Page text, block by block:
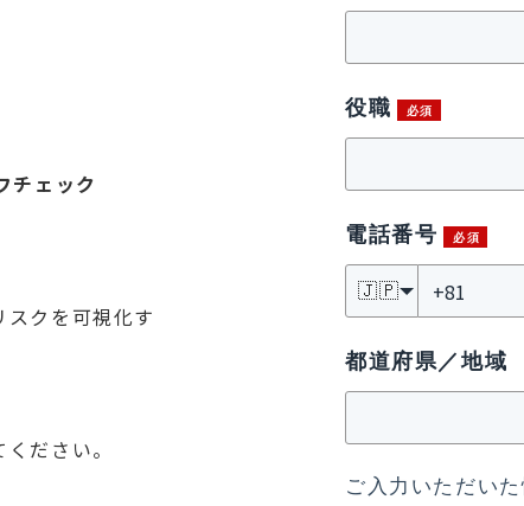
チェック
クを可視化す
ださい。
役職
電話番号
🇯🇵
都道府県／地域
ご入力いただい